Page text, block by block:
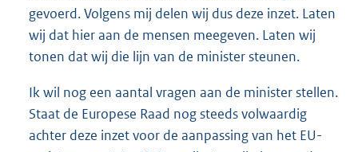
gevoerd. Volgens mij delen wij dus deze inzet. Laten
wij dat hier aan de mensen meegeven. Laten wij
tonen dat wij die lijn van de minister steunen.
Ik wil nog een aantal vragen aan de minister stellen.
Staat de Europese Raad nog steeds volwaardig
achter deze inzet voor de aanpassing van het EU-